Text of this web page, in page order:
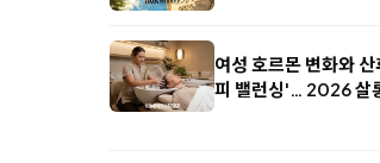
여성 호르몬 변화와
피 밸런싱'… 2026 살